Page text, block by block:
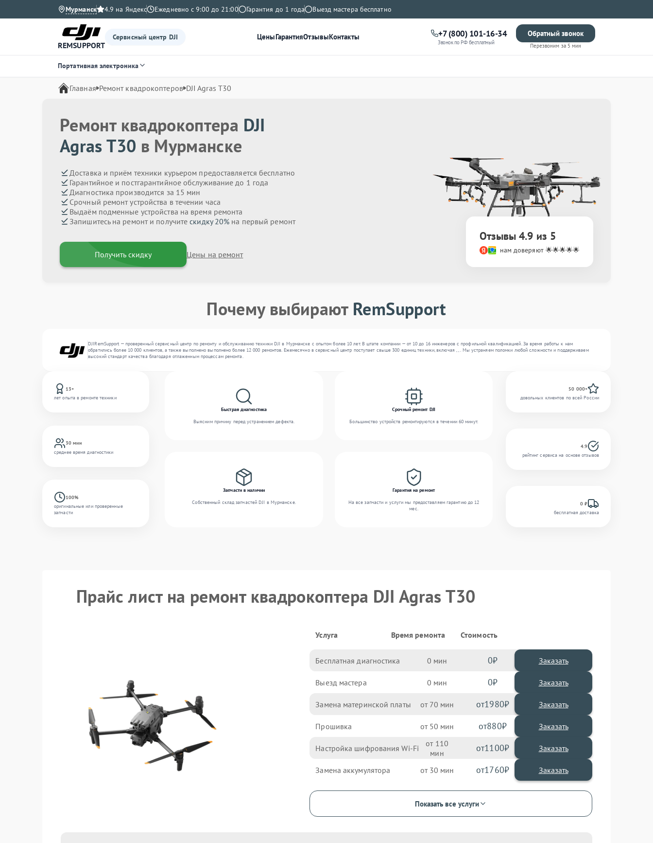
Мурманск 4.9 на Яндекс Ежедневно с 9:00 до 21:00 Гарантия до 1 года Выезд мастера бесплатно
REMSUPPORT
Сервисный центр DJI ЦеныГарантияОтзывыКонтакты +7 (800) 101-16-34
Звонок по РФ бесплатный
Обратный звонок
Перезвоним за 5 мин
Портативная электроника
Главная Ремонт квадрокоптеров DJI Agras T30
Ремонт квадрокоптера DJI
Agras T30 в Мурманске
Доставка и приём техники курьером предоставляется бесплатно
Гарантийное и постгарантийное обслуживание до 1 года
Диагностика производится за 15 мин
Срочный ремонт устройства в течении часа
Выдаём подменные устройства на время ремонта
Запишитесь на ремонт и получитескидку 20% на первый ремонт
Получить скидку Цены на ремонт
Отзывы 4.9 из 5
нам доверяют 🌟🌟🌟🌟🌟
Почему выбирают RemSupport
DJIRemSupport — проверенный сервисный центр по ремонту и обслуживанию техники DJI в Мурманске с опытом более 10 лет. В штате компании — от 10 до 16 инженеров с профильной квалификацией. За время работы к нам
обратились более 10 000 клиентов, а также выполнено выполнено более 12 000 ремонтов. Ежемесячно в сервисный центр поступает свыше 300 единиц техники, включая , , . Мы устраняем поломки любой сложности и поддерживаем
высокий стандарт качества благодаря отлаженным процессам ремонта.
13+
лет опыта в ремонте техники
30 мин
среднее время диагностики
100%
оригинальные или проверенные
запчасти
Быстрая диагностика
Выясним причину перед устранением дефекта.
Срочный ремонт DJI
Большинство устройств ремонтируются в течении 60 минут.
Запчасти в наличии
Собственный склад запчастей DJI в Мурманске.
Гарантия на ремонт
На все запчасти и услуги мы предоставляем гарантию до 12
мес.
50 000+
довольных клиентов по всей России
4.9
рейтинг сервиса на основе отзывов
0 ₽
бесплатная доставка
Прайс лист на ремонт квадрокоптера DJI Agras T30
Услуга Время ремонта Стоимость
Бесплатная диагностика 0 0 Заказать
Выезд мастера 0 0 Заказать
Замена материнской платы 70 1980
Прошивка 50 880
Настройка шифрования Wi-Fi 110 1100
Замена аккумулятора 30 1760
Показать все услуги